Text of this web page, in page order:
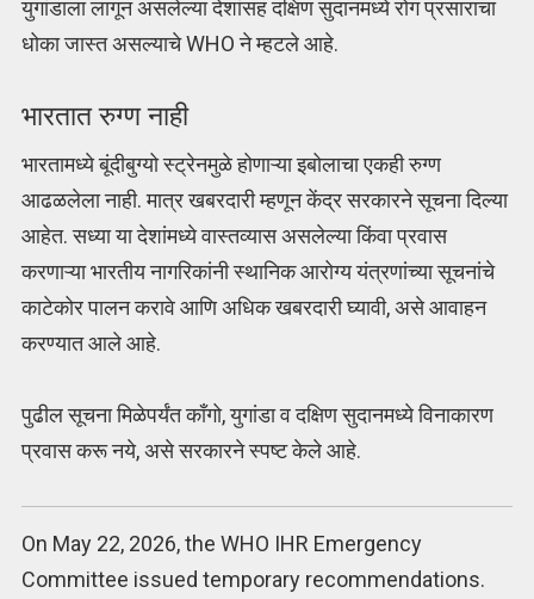
युगांडाला लागून असलेल्या देशांसह दक्षिण सुदानमध्ये रोग प्रसाराचा
धोका जास्त असल्याचे WHO ने म्हटले आहे.
भारतात रुग्ण नाही
भारतामध्ये बूंदीबुग्यो स्ट्रेनमुळे होणाऱ्या इबोलाचा एकही रुग्ण
आढळलेला नाही. मात्र खबरदारी म्हणून केंद्र सरकारने सूचना दिल्या
आहेत. सध्या या देशांमध्ये वास्तव्यास असलेल्या किंवा प्रवास
करणाऱ्या भारतीय नागरिकांनी स्थानिक आरोग्य यंत्रणांच्या सूचनांचे
काटेकोर पालन करावे आणि अधिक खबरदारी घ्यावी, असे आवाहन
करण्यात आले आहे.
पुढील सूचना मिळेपर्यंत काँगो, युगांडा व दक्षिण सुदानमध्ये विनाकारण
प्रवास करू नये, असे सरकारने स्पष्ट केले आहे.
On May 22, 2026, the WHO IHR Emergency
Committee issued temporary recommendations.